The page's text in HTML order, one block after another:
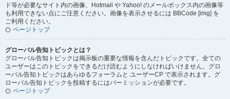
ド等が必要なサイト内の画像、Hotmail や Yahoo! のメールボックス内の画像等
も利用できない点にご注意ください。画像を表示させるには BBCode [img] を
ご利用ください。
ページトップ
グローバル告知トピックとは？
グローバル告知トピックは掲示板の重要な情報を含んだトピックです。全ての
ユーザーはこのトピックをできるだけ読むようにしなければいけません。グロ
ーバル告知トピックはあらゆるフォーラムと ユーザーCP で表示されます。グ
ローバル告知トピックを投稿するにはパーミッションが必要です。
ページトップ